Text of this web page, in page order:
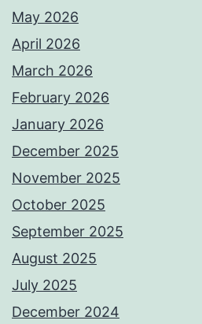
May 2026
April 2026
March 2026
February 2026
January 2026
December 2025
November 2025
October 2025
September 2025
August 2025
July 2025
December 2024